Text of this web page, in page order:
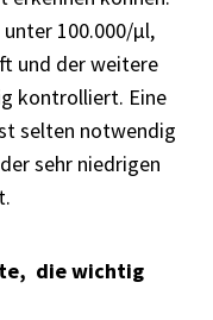
100.000/μl,
und der weitere
kontrolliert. Eine
selten notwendig
sehr niedrigen
die wichtig